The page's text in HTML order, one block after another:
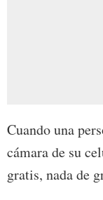
Cuando una
cámara de su
gratis, nada de